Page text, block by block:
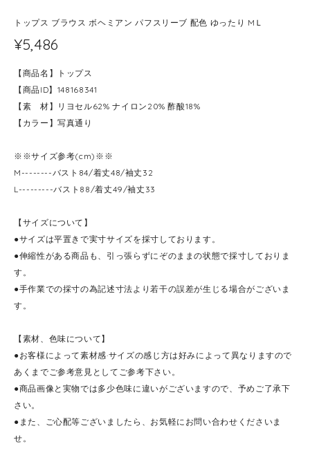
トップス ブラウス ボヘミアン パフスリーブ 配色 ゆったり MＬ
¥5,486
【商品名】トップス
【商品ID】148168341
【素 材】リヨセル62% ナイロン20% 酢酸18%
【カラー】写真通り
※※サイズ参考(cm)※※
M--------バスト84/着丈48/袖丈32
L---------バスト88/着丈49/袖丈33
【サイズについて】
●サイズは平置きで実寸サイズを採寸しております。
●伸縮性がある商品も、引っ張らずにぞのままの状態で採寸しておりま
す。
●手作業での採寸の為記述寸法より若干の誤差が生じる場合がございま
す。
【素材、色味について】
●お客様によって素材感·サイズの感じ方は好みによって異なりますので
あくまでご参考意見としてご参考下さい。
●商品画像と実物では多少色味に違いがございますので、予めご了承下
さい。
●また、ご心配等ございましたら、お気軽にお問い合わせくださいま
せ。